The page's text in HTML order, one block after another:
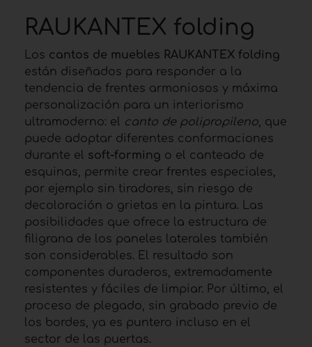
RAUKANTEX folding
Los cantos de muebles RAUKANTEX folding
están diseñados para responder a la
tendencia de frentes armoniosos y máxima
personalización para un interiorismo
ultramoderno: el canto de polipropileno, que
puede adoptar diferentes conformaciones
durante el soft-forming o el canteado de
esquinas, permite crear frentes especiales,
por ejemplo sin tiradores, sin riesgo de
decoloración o grietas en la pintura. Las
posibilidades que ofrece la estructura de
filigrana de los paneles laterales también
son considerables. El resultado son
componentes duraderos, extremadamente
resistentes y fáciles de limpiar. Por último, el
proceso de plegado, sin grabado previo de
los bordes, ya es puntero incluso en el
sector de las puertas.